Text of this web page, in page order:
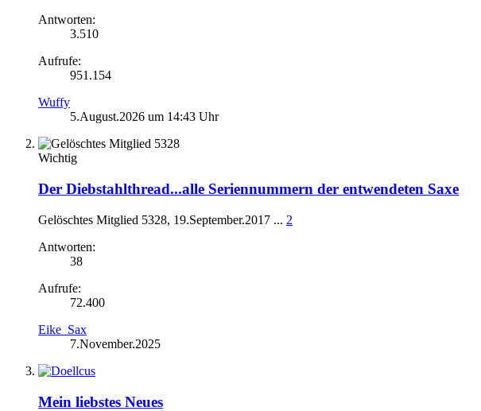
Antworten:
3.510
Aufrufe:
951.154
Wuffy
5.August.2026 um 14:43 Uhr
Wichtig
Der Diebstahlthread...alle Seriennummern der entwendeten Saxe
Gelöschtes Mitglied 5328, 19.September.2017 ... 2
Antworten:
38
Aufrufe:
72.400
Eike_Sax
7.November.2025
Mein liebstes Neues